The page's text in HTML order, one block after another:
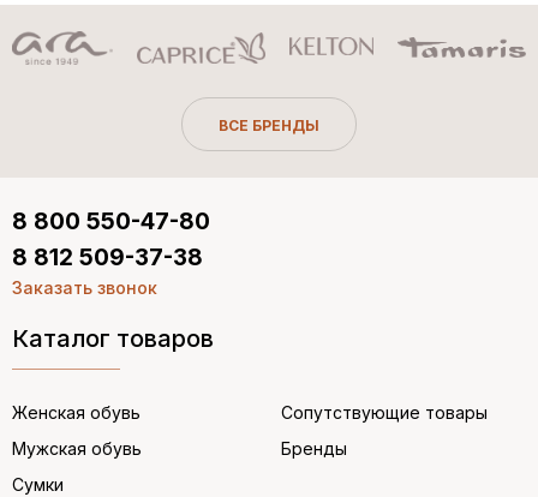
ВСЕ БРЕНДЫ
Каталог товаров
Женская обувь
Мужская обувь
Сумки
Сопутствующие товары
Бренды
8 800 550-47-80
8 812 509-37-38
Заказать звонок